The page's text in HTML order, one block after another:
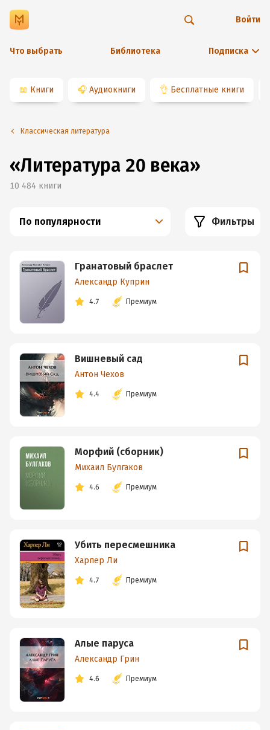
Что выбрать Библиотека Подписка
Войти
📖 Книги 🎧 Аудиокниги 👌 Бесплатные книги
Классическая литература
«Литература 20 века»
10 484 книги
По популярности Фильтры
Гранатовый браслет
Александр Куприн
4.7 Премиум
Вишневый сад
Антон Чехов
4.4 Премиум
Морфий (сборник)
Михаил Булгаков
4.6 Премиум
Убить пересмешника
Харпер Ли
4.7 Премиум
Алые паруса
Александр Грин
4.6 Премиум